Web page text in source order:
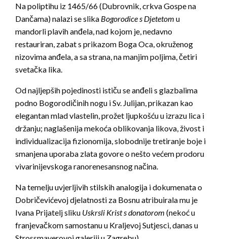
Na poliptihu iz 1465/66 (Dubrovnik, crkva Gospe na
Dančama) nalazi se slika Bogorodice s Djetetom u
mandorli plavih anđela, nad kojom je, nedavno
restauriran, zabat s prikazom Boga Oca, okruženog
nizovima anđela, a sa strana, na manjim poljima, četiri
svetačka lika.
Od najljepših pojedinosti ističu se anđeli s glazbalima
podno Bogorodičinih nogu i Sv. Julijan, prikazan kao
elegantan mlad vlastelin, prožet ljupkošću u izrazu lica i
držanju; naglašenija mekoća oblikovanja likova, živost i
individualizacija fizionomija, slobodnije tretiranje boje i
smanjena uporaba zlata govore o nešto većem prodoru
vivarinijevskoga ranorenesansnog načina.
Na temelju uvjerljivih stilskih analogija i dokumenata o
Dobričevićevoj djelatnosti za Bosnu atribuirala mu je
Ivana Prijatelj sliku Uskrsli Krist s donatorom (nekoć u
franjevačkom samostanu u Kraljevoj Sutjesci, danas u